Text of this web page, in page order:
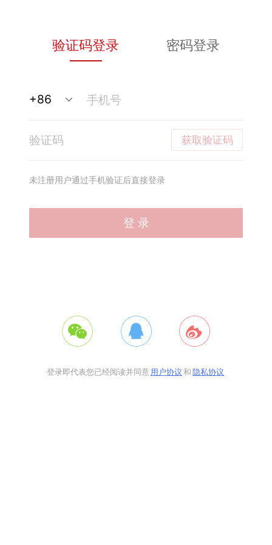
验证码登录 密码登录
获取验证码
未注册用户通过手机验证后直接登录
登 录
登录即代表您已经阅读并同意用户协议和隐私协议